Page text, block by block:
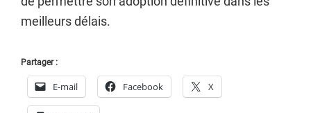
meilleurs délais.
Partager :
E-mail Facebook X